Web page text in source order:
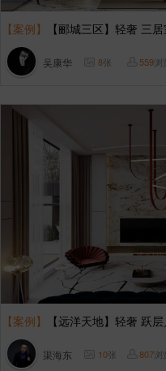
【案例】 【郦城三区】轻奢 三
吴康华 8张 559浏
【案例】 【远洋天地】轻奢 跃
渠海东 10张 807浏